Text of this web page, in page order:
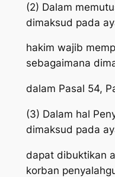
(2) Dalam
dimaksud pada
hakim wajib
sebagaimana
dalam Pasal 54,
(3) Dalam hal
dimaksud pada
dapat dibuktikan
korban